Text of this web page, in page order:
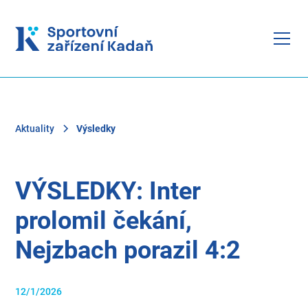
Aktuality Výsledky
VÝSLEDKY: Inter
prolomil čekání,
Nejzbach porazil 4:2
12/1/2026